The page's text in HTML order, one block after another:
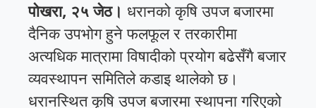
पोखरा, २५ जेठ। धरानको कृषि उपज बजारमा
दैनिक उपभोग हुने फलफूल र तरकारीमा
अत्यधिक मात्रामा विषादीको प्रयोग बढेसँगै बजार
व्यवस्थापन समितिले कडाइ थालेको छ।
धरानस्थित कृषि उपज बजारमा स्थापना गरिएको